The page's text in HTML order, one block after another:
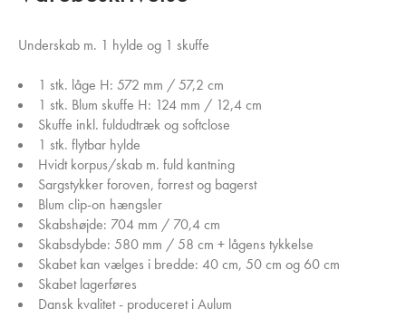
Underskab m. 1 hylde og 1 skuffe
1 stk. låge H: 572 mm / 57,2 cm
1 stk. Blum skuffe H: 124 mm / 12,4 cm
Skuffe inkl. fuldudtræk og softclose
1 stk. flytbar hylde
Hvidt korpus/skab m. fuld kantning
Sargstykker foroven, forrest og bagerst
Blum clip-on hængsler
Skabshøjde: 704 mm / 70,4 cm
Skabsdybde: 580 mm / 58 cm + lågens tykkelse
Skabet kan vælges i bredde: 40 cm, 50 cm og 60 cm
Skabet lagerføres
Dansk kvalitet - produceret i Aulum